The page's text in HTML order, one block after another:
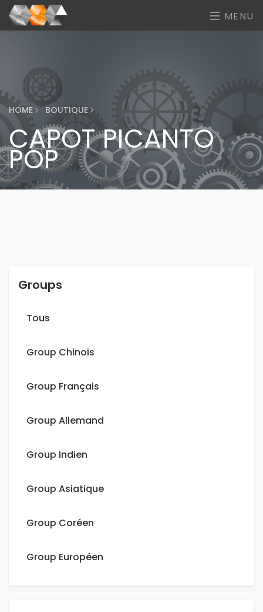
MENU
HOME BOUTIQUE
CAPOT PICANTO
POP
Groups
Tous
Group Chinois
Group Français
Group Allemand
Group Indien
Group Asiatique
Group Coréen
Group Européen